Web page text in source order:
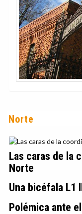
Norte
Las caras de la
Norte
Una bicéfala L1
Polémica ante